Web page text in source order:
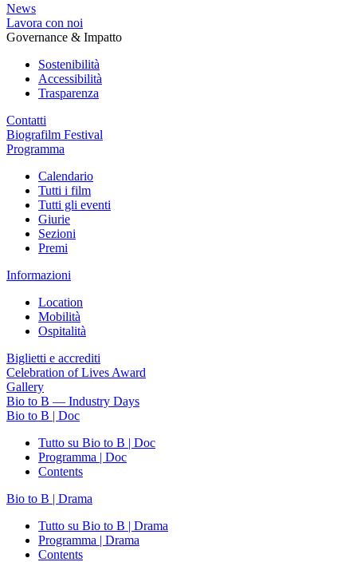
News
Lavora con noi
Governance & Impatto
Sostenibilità
Accessibilità
Trasparenza
Contatti
Biografilm Festival
Programma
Calendario
Tutti i film
Tutti gli eventi
Giurie
Sezioni
Premi
Informazioni
Location
Mobilità
Ospitalità
Biglietti e accrediti
Celebration of Lives Award
Gallery
Bio to B — Industry Days
Bio to B | Doc
Tutto su Bio to B | Doc
Programma | Doc
Contents
Bio to B | Drama
Tutto su Bio to B | Drama
Programma | Drama
Contents